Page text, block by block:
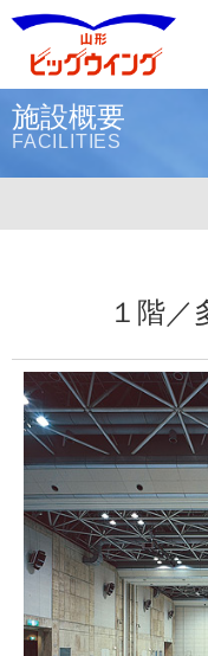
施設概要
FACILITIES
１階／